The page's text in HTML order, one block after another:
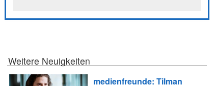
Weitere Neuigkeiten
medienfreunde: Tilman